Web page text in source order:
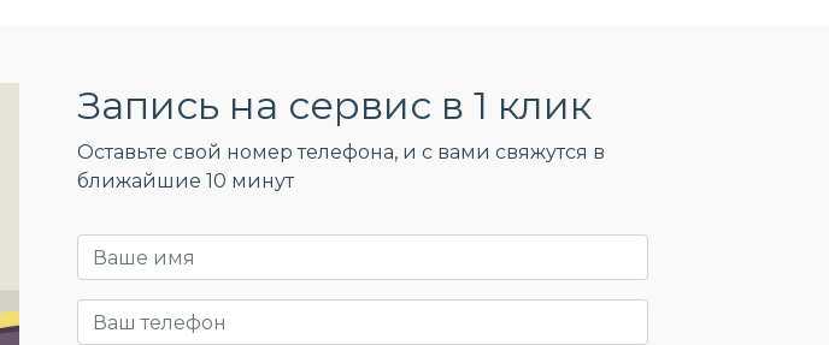
Запись на сервис в 1 клик
Оставьте свой номер телефона, и c вами свяжутся в
ближайшие 10 минут